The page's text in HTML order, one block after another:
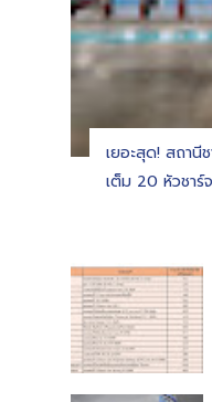
เยอะสุด! สถานี
เต็ม 20 หัวชาร์จ